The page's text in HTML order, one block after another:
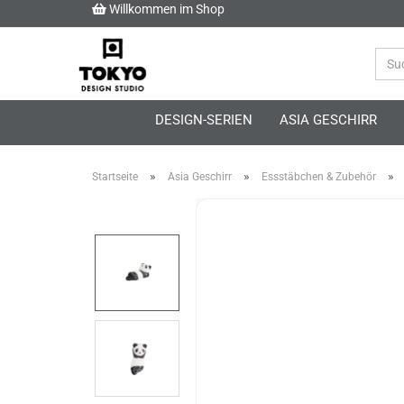
Willkommen im Shop
DESIGN-SERIEN ASIA GESCHIRR
Startseite » Asia Geschirr » Essstäbchen & Zubehör »